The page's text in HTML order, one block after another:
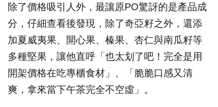
除了價格吸引人外，最讓原PO驚訝的是產品成
分，仔細查看後發現，除了奇亞籽之外，還添
加夏威夷果、開心果、榛果、杏仁與南瓜籽等
多種堅果，讓他直呼「也太划了吧！完全是用
開架價格在吃專櫃食材」、「脆脆口感又清
爽，拿來當下午茶完全不空虛」。